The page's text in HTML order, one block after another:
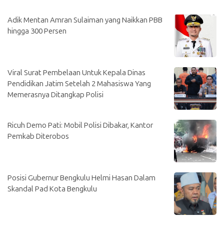
Adik Mentan Amran Sulaiman yang Naikkan PBB
hingga 300 Persen
Viral Surat Pembelaan Untuk Kepala Dinas
Pendidikan Jatim Setelah 2 Mahasiswa Yang
Memerasnya Ditangkap Polisi
Ricuh Demo Pati: Mobil Polisi Dibakar, Kantor
Pemkab Diterobos
Posisi Gubernur Bengkulu Helmi Hasan Dalam
Skandal Pad Kota Bengkulu